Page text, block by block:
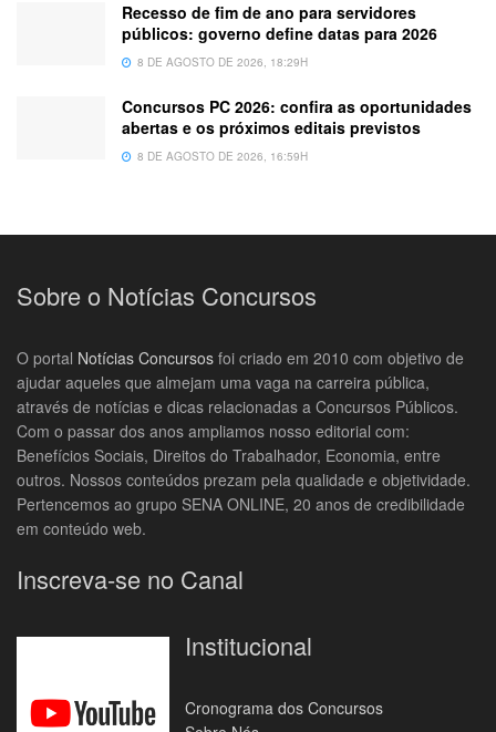
Recesso de fim de ano para servidores
públicos: governo define datas para 2026
8 DE AGOSTO DE 2026, 18:29H
Concursos PC 2026: confira as oportunidades
abertas e os próximos editais previstos
8 DE AGOSTO DE 2026, 16:59H
Sobre o Notícias Concursos
O portal Notícias Concursos foi criado em 2010 com objetivo de
ajudar aqueles que almejam uma vaga na carreira pública,
através de notícias e dicas relacionadas a Concursos Públicos.
Com o passar dos anos ampliamos nosso editorial com:
Benefícios Sociais, Direitos do Trabalhador, Economia, entre
outros. Nossos conteúdos prezam pela qualidade e objetividade.
Pertencemos ao grupo SENA ONLINE, 20 anos de credibilidade
em conteúdo web.
Inscreva-se no Canal
Institucional
Cronograma dos Concursos